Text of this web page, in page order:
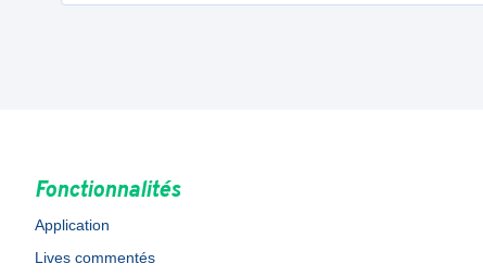
Fonctionnalités
Application
Lives commentés